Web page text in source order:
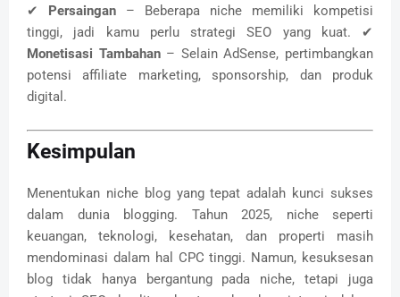
✔ Persaingan – Beberapa niche memiliki kompetisi
tinggi, jadi kamu perlu strategi SEO yang kuat. ✔
Monetisasi Tambahan– Selain AdSense, pertimbangkan
potensi affiliate marketing, sponsorship, dan produk
digital.
Kesimpulan
Menentukan niche blog yang tepat adalah kunci sukses
dalam dunia blogging. Tahun 2025, niche seperti
keuangan, teknologi, kesehatan, dan properti masih
mendominasi dalam hal CPC tinggi. Namun, kesuksesan
blog tidak hanya bergantung pada niche, tetapi juga